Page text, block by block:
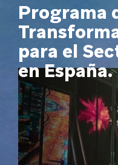
Programa
para el
en España.